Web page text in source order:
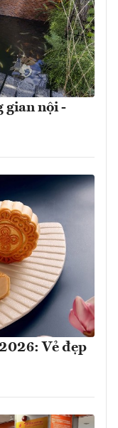
gian nội -
Vẻ đẹp